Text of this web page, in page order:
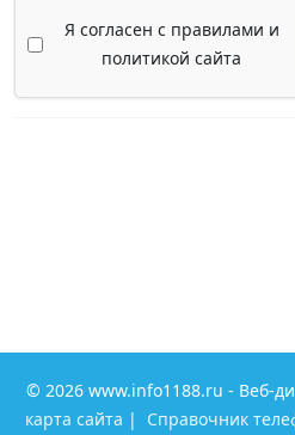
Я согласен с правилами и
политикой сайта
© 2026 www.info1188.ru - Веб-
карта сайта | Справочник